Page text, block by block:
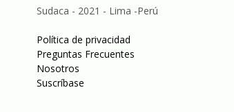
Sudaca - 2021 - Lima -Perú
Política de privacidad
Preguntas Frecuentes
Nosotros
Suscríbase